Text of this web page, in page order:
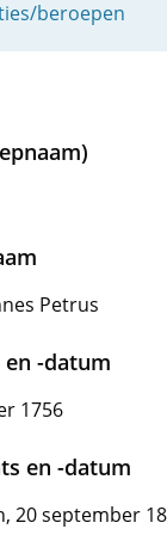
beroepen
Petrus
-datum
1756
en -datum
20 september